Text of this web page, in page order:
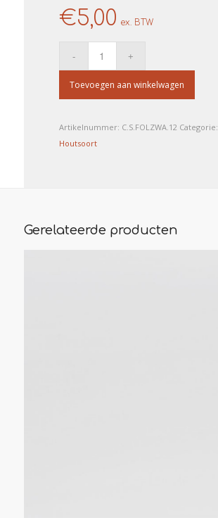
€5,00 ex. BTW
Toevoegen aan winkelwagen
Artikelnummer: C.S.FOLZWA.12 Categorie:
Houtsoort
Gerelateerde producten